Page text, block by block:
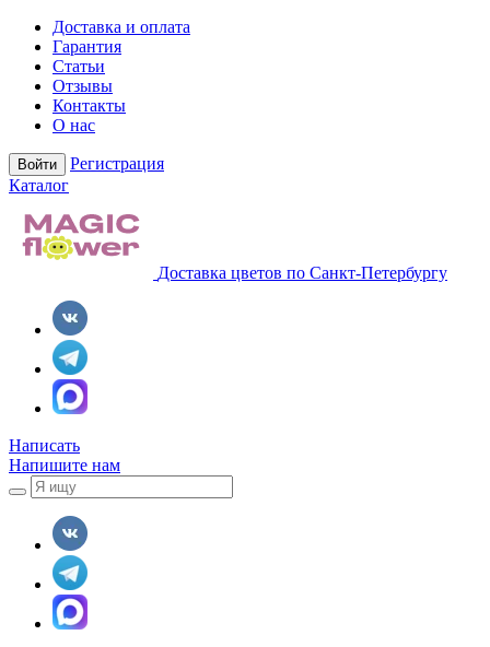
Доставка и оплата
Гарантия
Статьи
Отзывы
Контакты
О нас
Войти
Регистрация
Каталог
Доставка цветов по Санкт-Петербургу
Написать
Напишите нам